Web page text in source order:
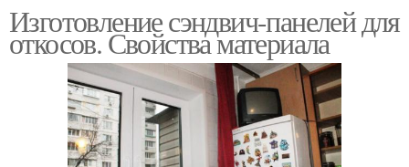
Изготовление сэндвич-панелей для
откосов. Свойства материала